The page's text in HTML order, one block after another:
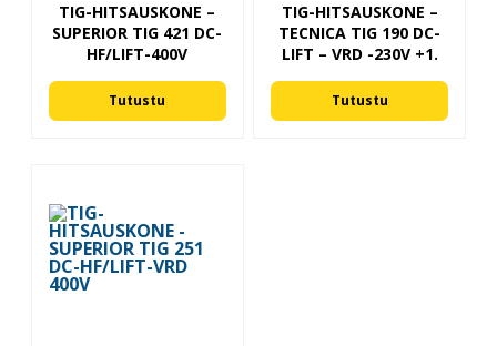
TIG-HITSAUSKONE –
SUPERIOR TIG 421 DC-
HF/LIFT-400V
Tutustu
TIG-HITSAUSKONE –
TECNICA TIG 190 DC-
LIFT – VRD -230V +1.
Tutustu